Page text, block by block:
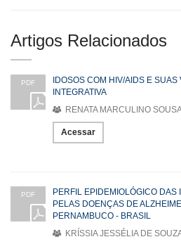
Artigos Relacionados
PDF
IDOSOS COM HIV/AIDS E
INTEGRATIVA
RENATA MARCULINO
Acessar
PDF
PERFIL EPIDEMIOLÓGICO
PELAS DOENÇAS DE
PERNAMBUCO - BRASIL
KRÍSSIA JESSÉLIA DE